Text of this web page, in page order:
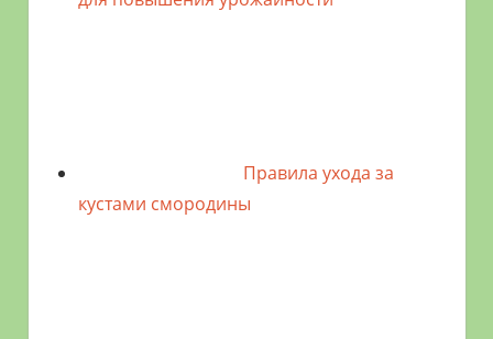
Правила ухода за
кустами смородины